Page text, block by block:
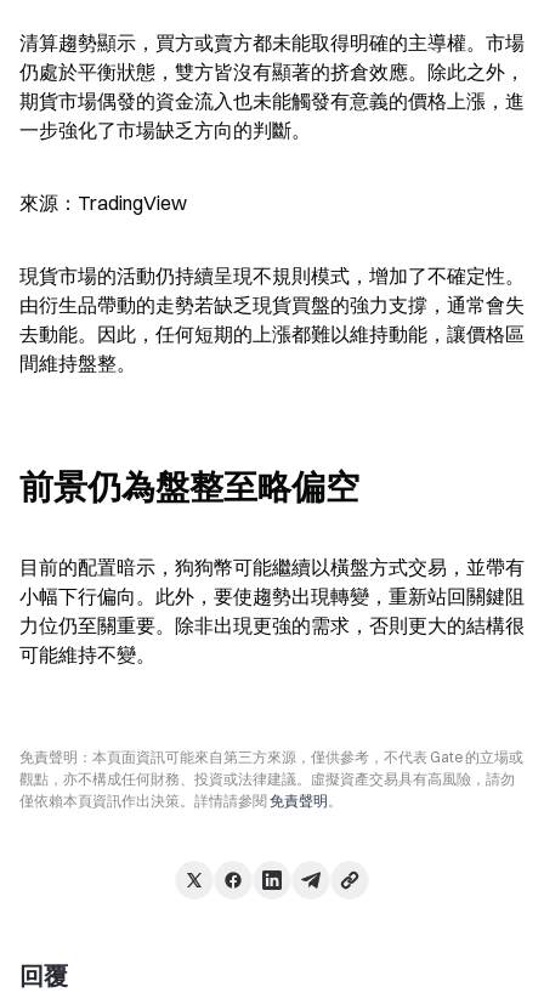
清算趨勢顯示，買方或賣方都未能取得明確的主導權。市場
仍處於平衡狀態，雙方皆沒有顯著的挤倉效應。除此之外，
期貨市場偶發的資金流入也未能觸發有意義的價格上漲，進
一步強化了市場缺乏方向的判斷。
來源：TradingView
現貨市場的活動仍持續呈現不規則模式，增加了不確定性。
由衍生品帶動的走勢若缺乏現貨買盤的強力支撐，通常會失
去動能。因此，任何短期的上漲都難以維持動能，讓價格區
間維持盤整。
前景仍為盤整至略偏空
目前的配置暗示，狗狗幣可能繼續以橫盤方式交易，並帶有
小幅下行偏向。此外，要使趨勢出現轉變，重新站回關鍵阻
力位仍至關重要。除非出現更強的需求，否則更大的結構很
可能維持不變。
免責聲明：本頁面資訊可能來自第三方來源，僅供參考，不代表 Gate 的立場或
觀點，亦不構成任何財務、投資或法律建議。虛擬資產交易具有高風險，請勿
僅依賴本頁資訊作出決策。詳情請參閱 免責聲明。
回覆